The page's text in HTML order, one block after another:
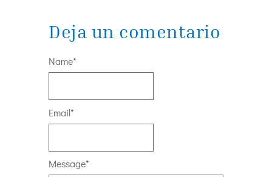
Deja un comentario
Message*
Name*
Email*